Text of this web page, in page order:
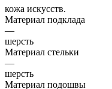
кожа искусств.
Материал подклада
—
шерсть
Материал стельки
—
шерсть
Материал подошвы